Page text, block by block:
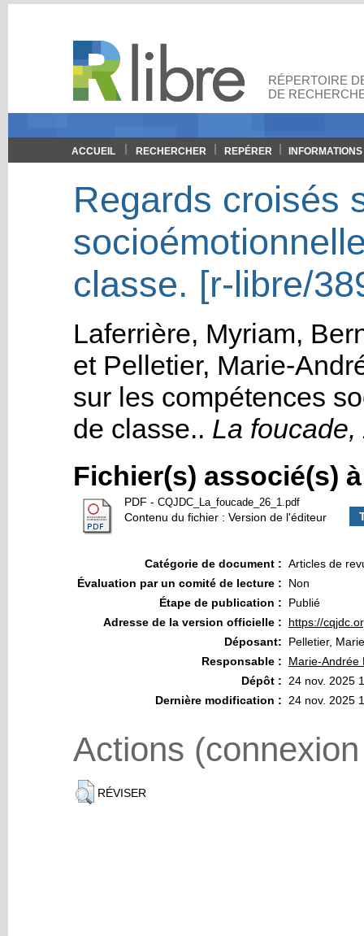
RÉPERTOIRE
DE
ACCUEIL RECHERCHER REPÉRER INFORMATIONS
Regards croisés
classe. [r-libre/
Laferrière, Myriam,
et Pelletier, Marie-
sur les compétences
de classe.. La foucade,
Fichier(s) associé(s)
PDF - CQJDC_La_foucade_26_1.pdf
Contenu du fichier : Version de l'éditeur
Catégorie de document : Articles de
Évaluation par un comité de lecture :
Non
Étape de publication :
Publié
Adresse de la version officielle :
https://
Déposant:
Pelletier,
Responsable :
Marie-Andrée
Dépôt :
24 nov. 2025
Dernière modification :
24 nov. 2025
Actions
RÉVISER